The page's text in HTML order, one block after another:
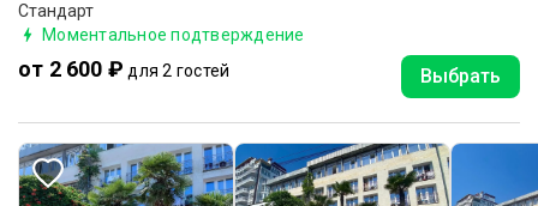
Стандарт
Моментальное подтверждение
от 2 600 ₽ для 2 гостей Выбрать